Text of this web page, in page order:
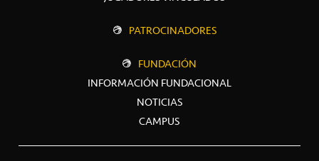
PATROCINADORES
FUNDACIÓN
INFORMACIÓN FUNDACIONAL
NOTICIAS
CAMPUS